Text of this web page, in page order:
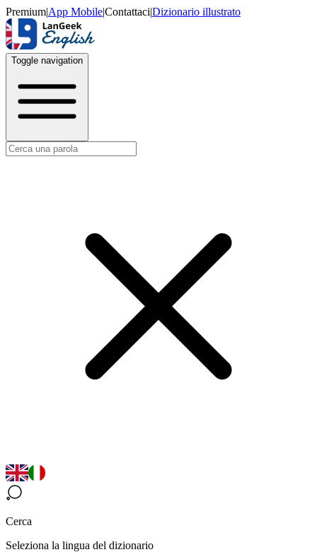
Premium|App Mobile|Contattaci|Dizionario illustrato
Toggle navigation
Cerca
Seleziona la lingua del dizionario